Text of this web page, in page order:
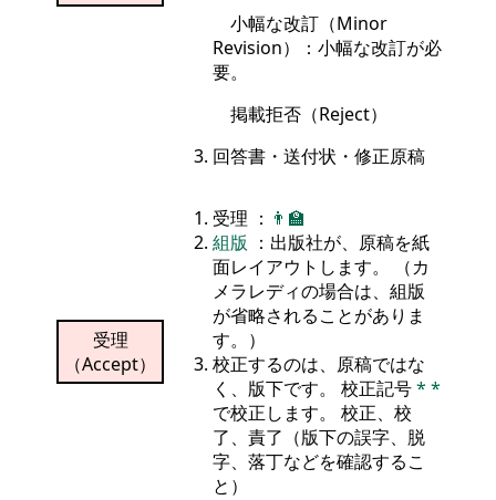
小幅な改訂（Minor
Revision）：小幅な改訂が必
要。
掲載拒否（Reject）
回答書・送付状・修正原稿
受理
（Accept）
受理 ： 👨‍🏫
組版 ：出版社が、原稿を紙
面レイアウトします。 （カ
メラレディの場合は、組版
が省略されることがありま
す。）
校正するのは、原稿ではな
く、版下です。 校正記号* *
で校正します。 校正、校
了、責了（版下の誤字、脱
字、落丁などを確認するこ
と）